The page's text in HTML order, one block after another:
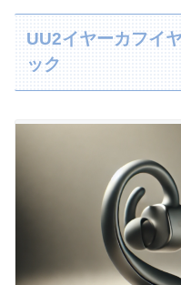
UU2イヤーカフイ
ック